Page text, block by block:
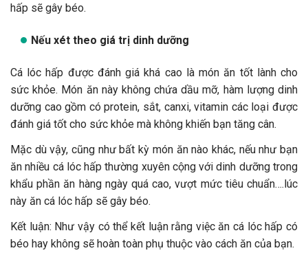
hấp sẽ gây béo.
Nếu xét theo giá trị dinh dưỡng
Cá lóc hấp được đánh giá khá cao là món ăn tốt lành cho
sức khỏe. Món ăn này không chứa dầu mỡ, hàm lượng dinh
dưỡng cao gồm có protein, sắt, canxi, vitamin các loại được
đánh giá tốt cho sức khỏe mà không khiến bạn tăng cân.
Mặc dù vậy, cũng như bất kỳ món ăn nào khác, nếu như bạn
ăn nhiều cá lóc hấp thường xuyên cộng với dinh dưỡng trong
khẩu phần ăn hàng ngày quá cao, vượt mức tiêu chuẩn….lúc
này ăn cá lóc hấp sẽ gây béo.
Kết luận: Như vậy có thể kết luận rằng việc ăn cá lóc hấp có
béo hay không sẽ hoàn toàn phụ thuộc vào cách ăn của bạn.